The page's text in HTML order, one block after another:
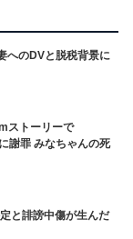
へのDVと脱税背景に
ストーリーで
謝罪 みなちゃんの死
と誹謗中傷が生んだ